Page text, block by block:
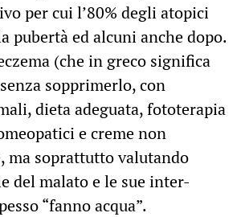
per cui l’80% degli atopici
pubertà ed alcuni anche dopo.
(che in greco significa
sopprimerlo, con
dieta adeguata, fototerapia
e creme non
ma soprattutto valutando
del malato e le sue inter-
“fanno acqua”.